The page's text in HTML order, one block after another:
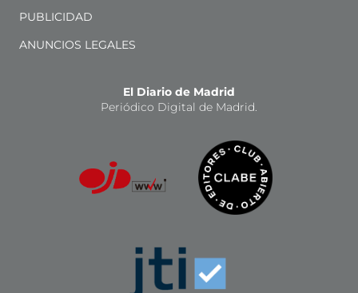
PUBLICIDAD
ANUNCIOS LEGALES
El Diario de Madrid
Periódico Digital de Madrid.